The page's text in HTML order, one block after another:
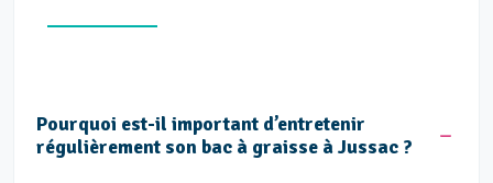
Pourquoi est-il important d’entretenir
régulièrement son bac à graisse à Jussac ?